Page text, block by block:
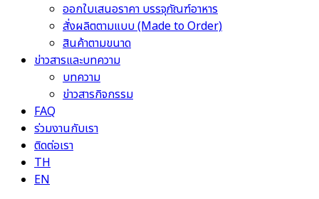
ออกใบเสนอราคา บรรจุภัณฑ์อาหาร
สั่งผลิตตามแบบ (Made to Order)
สินค้าตามขนาด
ข่าวสารและบทความ
บทความ
ข่าวสารกิจกรรม
FAQ
ร่วมงานกับเรา
ติดต่อเรา
TH
EN